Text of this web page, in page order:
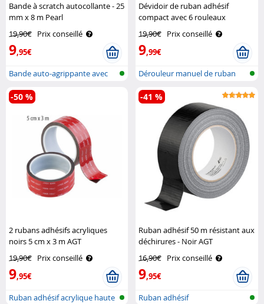
Bande à scratch autocollante - 25
mm x 8 m Pearl
19,90€ Prix conseillé
9,95€
Bande auto-agrippante avec
boucles/..
Dévidoir de ruban adhésif
compact avec 6 rouleaux
19,90€ Prix conseillé
9,99€
Dérouleur manuel de ruban
adhésif
2 rubans adhésifs acryliques
noirs 5 cm x 3 m AGT
19,90€ Prix conseillé
9,95€
-50 %
Ruban adhésif acrylique haute
Ruban adhésif 50 m résistant aux
déchirures - Noir AGT
16,90€ Prix conseillé
9,95€
-41 %
Ruban adhésif